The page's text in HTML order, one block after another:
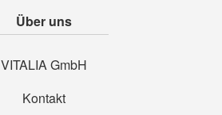
Über uns
VITALIA GmbH
Kontakt